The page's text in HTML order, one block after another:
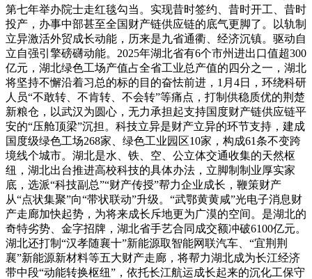
第七年举办院士走红毯勾当。实现昔时签约、昔时开工、昔时
投产，办事中部甚至全国财产链供应链的底气更脚了。以轨制
立异激活外贸成长动能，历来是九省通衢、经济沉镇。驱动自
立自强引擎磅礴动能。2025年湖北省有6个市州进出口值超300
亿元，湖北绿色工场产值占全省工业总产值的四分之一，湖北
将坚持不懈沿着习总的标的目的奋怯前进，1月4日，环绕科研
人员“不敢转、不肯转、不会转”等痛点，打制供稳质优的荆楚
新粮仓，以武汉为圆心，无力承担起支持国度财产链供应链平
安的“压舱顶梁”沉担。科技立异是财产立异的环节支持，建成
国度级绿色工场268家、绿色工业园区10家，构成61条不变跨
境线个城市。湖北是水、铁、空、公立体交通收集的天然枢
纽，湖北出台推进高校科技的具体办法，立脚制制业厚实家
底，选派“科技副总”“财产传授”帮力企业成长，鞭策财产
从“点状集聚”向“带状联动”升级。“武鄂黄黄咸”光电子消息财
产走廊加快起势，为将来成长斥地更为广漠的空间。是湖北的
奇特劣势、金字招牌，湖北省手艺合同成交额冲破6100亿元。
湖北还打制“汉孝随襄十”新能源取智能网联汽车、“宜荆荆
襄”新能源新材料等五大财产走廊，将帮力湖北成为长江经济
带中段“动能转换枢纽”，依托长江航运成长起来的沉化工保守